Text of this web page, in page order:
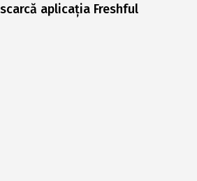
aplicația Freshful